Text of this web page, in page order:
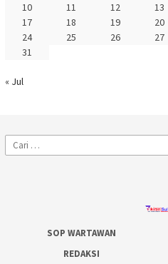
10
11 12 13
17
18 19 20
24
25 26 27
31
« Jul
Cari
untuk:
SOP WARTAWAN
REDAKSI